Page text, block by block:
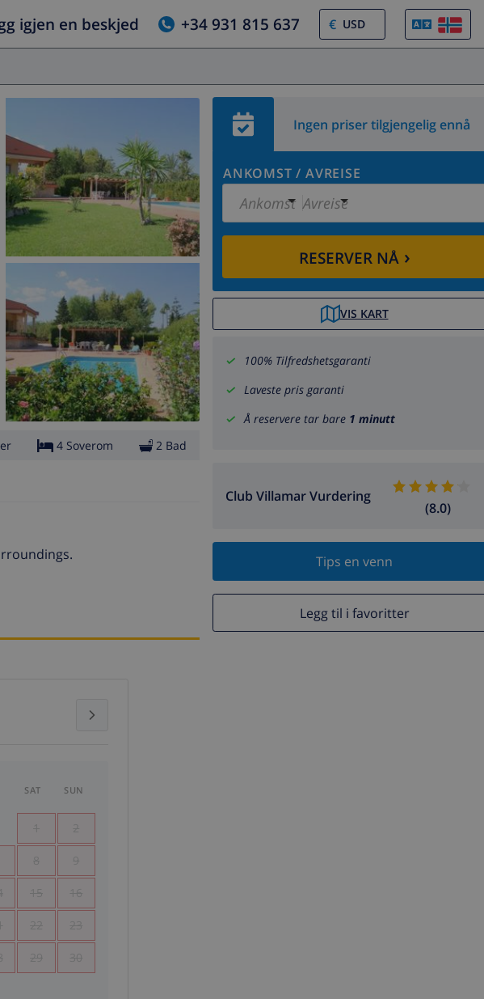
igjen en beskjed +34 931 815 637 €
Ingen priser tilgjengelig ennå
ANKOMST / AVREISE
Ankomst Avreise
RESERVER NÅ›
VIS KART
100% Tilfredshetsgaranti
Laveste pris garanti
Å reservere tar bare 1 minutt
Club Villamar Vurdering
(8.0)
Tips en venn
Legg til i favoritter
4 Soverom 2 Bad
SAT SUN
1 2
8 9
15 16
22 23
29 30